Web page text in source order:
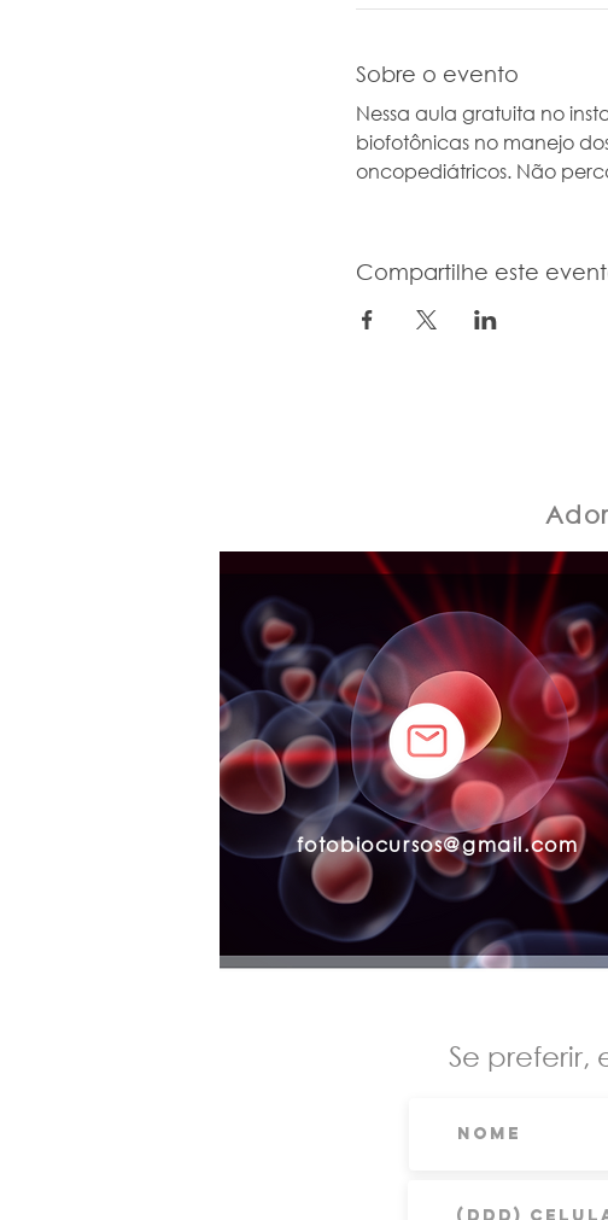
Sobre o evento
Nessa aula gratuita no
biofotônicas no manejo
oncopediátricos. Não
Compartilhe este
fotobiocursos@gmail.com
Se